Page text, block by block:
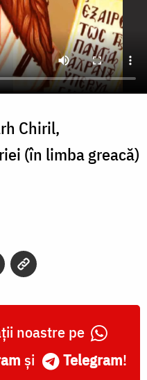
Chiril,
(în limba greacă)
noastre pe
și Telegram!